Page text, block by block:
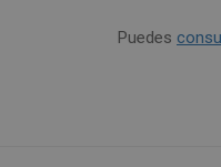
Puedes